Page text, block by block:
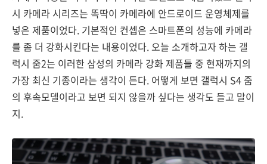
시 카메라 시리즈는 똑딱이 카메라에 안드로이드 운영체제를
넣은 제품이었다. 기본적인 컨셉은 스마트폰의 성능에 카메라
를 좀 더 강화시킨다는 내용이었다. 오늘 소개하고자 하는 갤
럭시 줌2는 이러한 삼성의 카메라 강화 제품들 중 현재까지의
가장 최신 기종이라는 생각이 든다. 어떻게 보면 갤럭시 S4 줌
의 후속모델이라고 보면 되지 않을까 싶다는 생각도 들고 말이
지.